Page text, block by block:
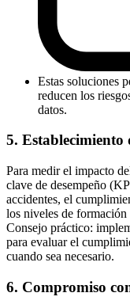
Estas soluciones
reducen los
datos.
5. Establecimiento
Para medir el impacto
clave de desempeño
accidentes, el
los niveles de formación
Consejo práctico:
para evaluar el
cuando sea necesario.
6. Compromiso